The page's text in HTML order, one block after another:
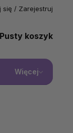
Pusty koszyk
Więcej